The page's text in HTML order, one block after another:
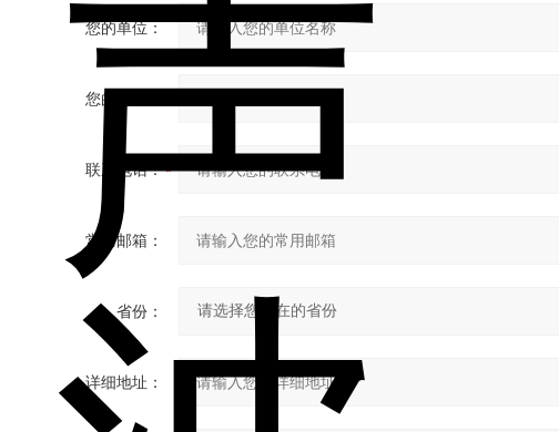
您的单位：
您的姓名：
联系电话：
常用邮箱：
省份：
详细地址：